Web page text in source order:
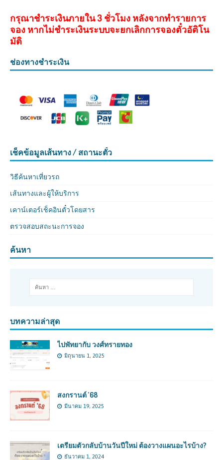
กรุณาชำระเงินภายใน 3 ชั่วโมง หลังจากทำรายการ
จอง หากไม่ชำระเงินระบบจะยกเลิกการจองตั๋วอัติโน
มัติ
ช่องทางชำระเงิน
เช็คข้อมูลเส้นทาง / สถานะตั๋ว
วิธีค้นหาเที่ยวรถ
เส้นทางและผู้ให้บริการ
เคาน์เตอร์เช็คอินตั๋วโดยสาร
ตรวจสอบสถะนะการจอง
ค้นหา
บทความล่าสุด
ไปพัทยากับ วงศ์ทรายทอง
มิถุนายน 1, 2025
สงกรานต์ ’68
มีนาคม 19, 2025
เตรียมตัวกลับบ้านวันปีใหม่ ต้องวางแผนอะไรบ้าง?
ธันวาคม 1, 2024